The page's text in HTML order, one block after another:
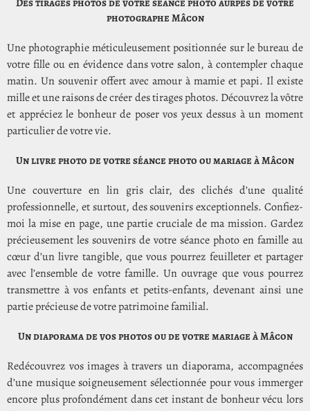
photographe Mâcon
Une photographie méticuleusement positionnée sur le bureau de
votre fille ou en évidence dans votre salon, à contempler chaque
matin. Un souvenir offert avec amour à mamie et papi. Il existe
mille et une raisons de créer des tirages photos. Découvrez la vôtre
et appréciez le bonheur de poser vos yeux dessus à un moment
particulier de votre vie.
Un livre photo de votre séance photo ou mariage à Mâcon
Une couverture en lin gris clair, des clichés d’une qualité
professionnelle, et surtout, des souvenirs exceptionnels. Confiez-
moi la mise en page, une partie cruciale de ma mission. Gardez
précieusement les souvenirs de votre séance photo en famille au
cœur d’un livre tangible, que vous pourrez feuilleter et partager
avec l’ensemble de votre famille. Un ouvrage que vous pourrez
transmettre à vos enfants et petits-enfants, devenant ainsi une
partie précieuse de votre patrimoine familial.
Un diaporama de vos photos ou de votre mariage à Mâcon
Redécouvrez vos images à travers un diaporama, accompagnées
d’une musique soigneusement sélectionnée pour vous immerger
encore plus profondément dans cet instant de bonheur vécu lors